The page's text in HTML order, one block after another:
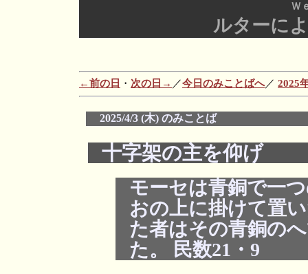
Ｗ
ルターに
←前の日 ・ 次の日→ ／今日のみことばへ／ 2025
2025/4/3 (木) のみことば
十字架の主を仰げ
モーセは青銅で一
おの上に掛けて置
た者はその青銅の
た。 民数21・9